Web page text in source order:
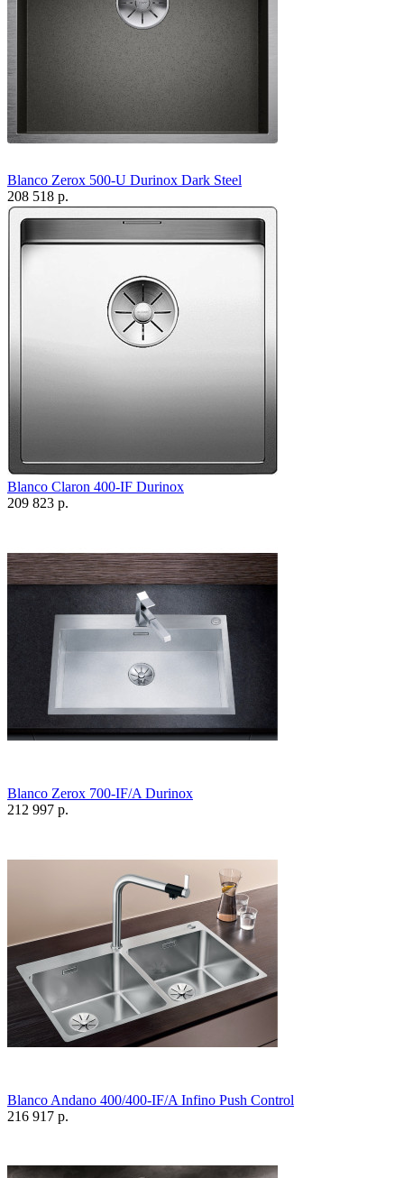
Blanco Zerox 500-U Durinox Dark Steel
208 518 р.
Blanco Claron 400-IF Durinox
209 823 р.
Blanco Zerox 700-IF/A Durinox
212 997 р.
Blanco Andano 400/400-IF/A Infino Push Control
216 917 р.